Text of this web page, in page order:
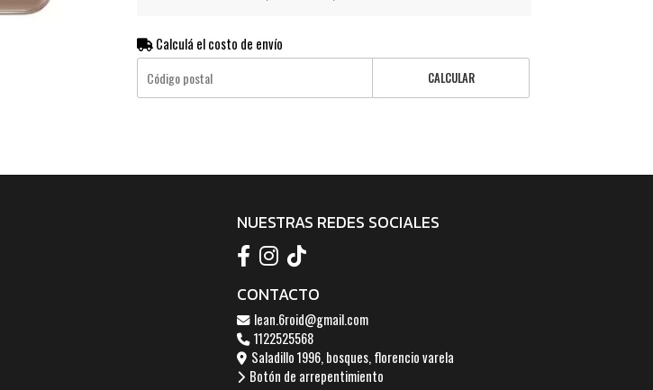
Calculá el costo de envío
CALCULAR
NUESTRAS REDES SOCIALES
CONTACTO
lean.6roid@gmail.com
1122525568
Saladillo 1996, bosques, florencio varela
Botón de arrepentimiento